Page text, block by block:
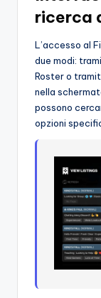
ricerca
L’accesso al
due modi:
Roster o
nella
possono
opzioni